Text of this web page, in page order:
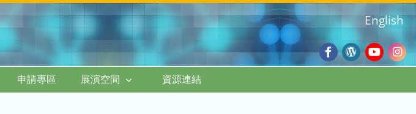
Facebook
Wordpress
Blog
English
申請專區 展演空間 資源連結